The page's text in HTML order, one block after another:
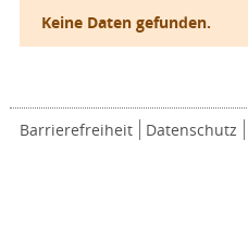
Keine Daten gefunden.
Barrierefreiheit Datenschutz